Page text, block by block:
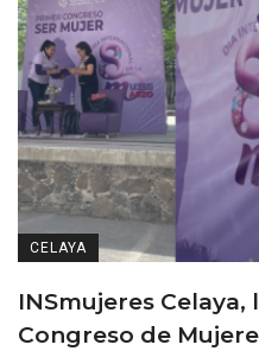
CELAYA
INSmujeres
Congreso de